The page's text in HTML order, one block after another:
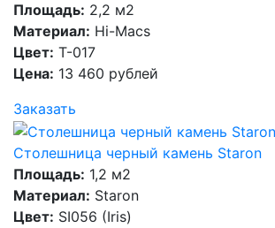
Площадь: 2,2 м2
Материал: Hi-Macs
Цвет: T-017
Цена: 13 460 рублей
Заказать
Столешница черный камень Staron
Площадь: 1,2 м2
Материал: Staron
Цвет: SI056 (Iris)